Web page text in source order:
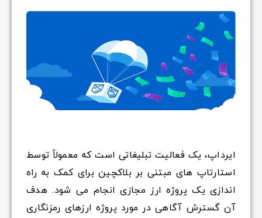
ایرداپ، یک فعالیت تبلیغاتی است که معمولاً توسط
استارتاپ های مبتنی بر بلاکچین برای کمک به راه
اندازی یک پروژه ارز مجازی انجام می شود. هدف
آن گسترش آگاهی در مورد پروژه ارزهای رمزنگاری